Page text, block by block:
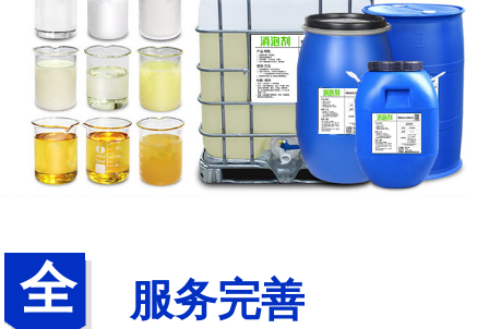
全 服务完善